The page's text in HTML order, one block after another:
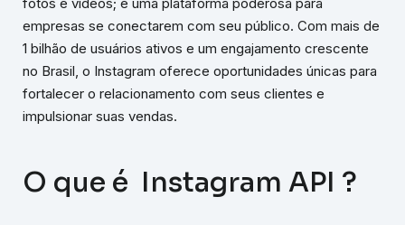
empresas se conectarem com seu público. Com mais de
1 bilhão de usuários ativos e um engajamento crescente
no Brasil, o Instagram oferece oportunidades únicas para
fortalecer o relacionamento com seus clientes e
impulsionar suas vendas.
O que é Instagram API ?